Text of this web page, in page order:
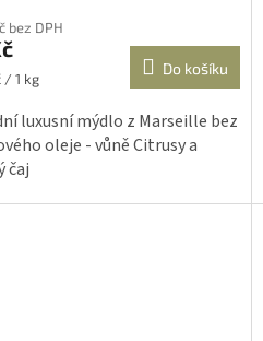
bez DPH
/ 1 kg
Do košíku
luxusní mýdlo z Marseille bez
oleje - vůně Citrusy a
čaj